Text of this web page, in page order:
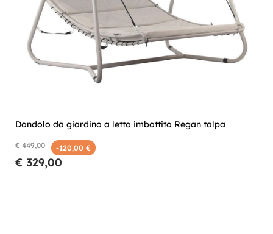
Dondolo da giardino a letto imbottito Regan talpa
€ 449,00 -120,00 €
€ 329,00